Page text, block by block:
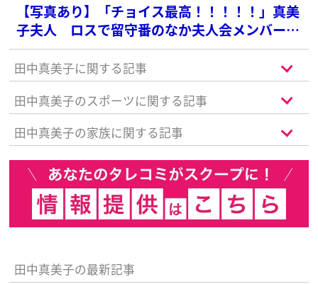
【写真あり】「チョイス最高！！！！！」真美
子夫人 ロスで留守番のなか夫人会メンバーに
贈った「センス抜群のプレゼント」
田中真美子に関する記事
田中真美子のスポーツに関する記事
田中真美子の家族に関する記事
田中真美子の最新記事